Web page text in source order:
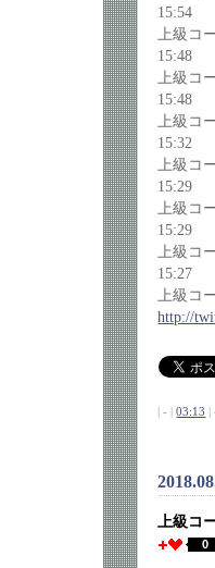
15:54
上級コ
15:48
上級コ
15:48
上級コ
15:32
上級コ
15:29
上級コ
15:29
上級コ
15:27
上級コ
http://
| - |03:13 |
上級コ
0